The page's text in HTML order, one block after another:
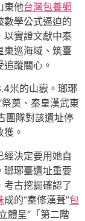
東他台灣包養網
數學公式逼迫的
以實證文獻中秦
東巡海域、筑臺
蹤關心。
米的山嶽。瑯琊
奠、秦皇漢武東
團隊對該遺址停
。
決定要用她自
瑯琊臺遺址重要
古挖掘確認了
成的“秦修漢葺”包
體呈“「第二階